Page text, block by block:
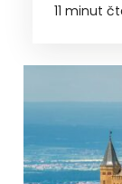
11 minut